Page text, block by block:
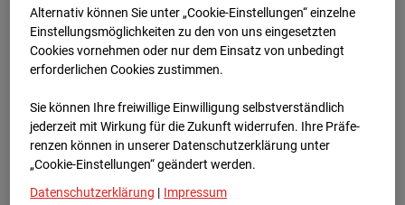
Herdweg , 71032 Böblingen
Zur Übersicht
Europe/Berlin
Alternativ können Sie unter „Cookie-Einstellungen“ einzelne
Einstellungsmöglichkeiten zu den von uns eingesetzten
Cookies vornehmen oder nur dem Einsatz von unbedingt
erforderlichen Cookies zustimmen.
Sie können Ihre freiwillige Einwilligung selbstverständlich
jederzeit mit Wirkung für die Zukunft widerrufen. Ihre Prä­fe­
renzen können in unserer Datenschutzerklärung unter
„Cookie-Einstellungen“ geändert werden.
Datenschutzerklärung | Impressum